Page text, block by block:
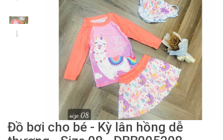
Đồ bơi cho bé - Kỳ lân hồng dễ